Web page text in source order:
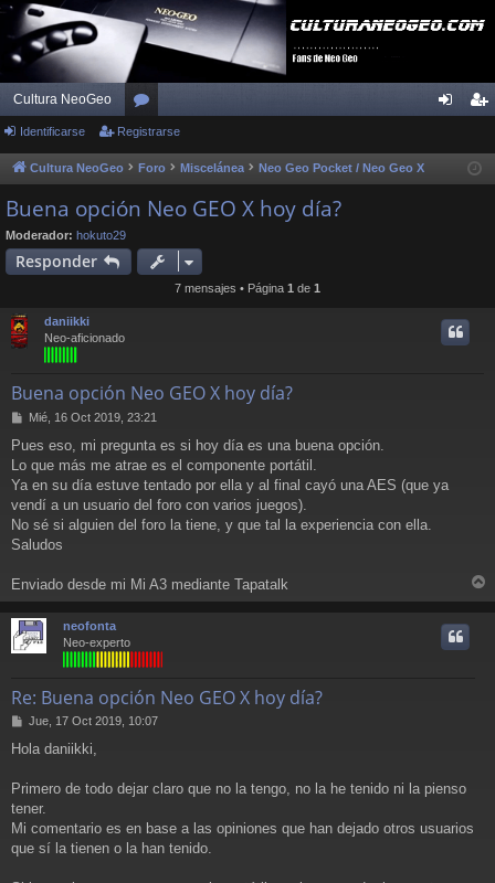
Cultura NeoGeo
or
os ist
Identificarse Registrarse
Cultura NeoGeo Foro Miscelánea Neo Geo Pocket / Neo Geo X
Buena opción Neo GEO X hoy día?
Moderador: hokuto29
Responder
7 mensajes • Página 1 de 1
daniikki
Neo-aficionado
Buena opción Neo GEO X hoy día?
M
n
s
a
Mié, 16 Oct 2019, 23:21
Pues eso, mi pregunta es si hoy día es una buena opción.
Lo que más me atrae es el componente portátil.
Ya en su día estuve tentado por ella y al final cayó una AES (que ya
vendí a un usuario del foro con varios juegos).
No sé si alguien del foro la tiene, y que tal la experiencia con ella.
Saludos
Enviado desde mi Mi A3 mediante Tapatalk
r
neofonta
Neo-experto
Re: Buena opción Neo GEO X hoy día?
M
n
a
Jue, 17 Oct 2019, 10:07
Hola daniikki,
Primero de todo dejar claro que no la tengo, no la he tenido ni la pienso
tener.
Mi comentario es en base a las opiniones que han dejado otros usuarios
que sí la tienen o la han tenido.